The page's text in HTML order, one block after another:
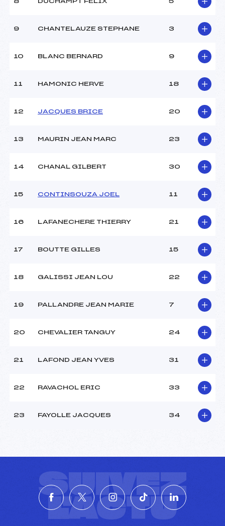
8 DUCHAMPT FELIX 5
9 CHANTELAUZE STEPHANE 3
10 BLANC BERNARD 9
11 HAMONIC HERVE 18
12 JACQUES BRICE 20
13 MAURIN JEAN MARC 23
14 CHANAL GILBERT 30
15 CONTINSOUZA JOEL 11
16 LAFANECHERE THIERRY 21
17 BOUTTE GILLES 15
18 GALISSI JEAN LOU 22
19 PALLANDRE JEAN MARIE 7
20 CHEVALIER TANGUY 24
21 LAFOND JEAN YVES 31
22 RAVACHOL ERIC 33
23 FAYOLLE JACQUES 34
SUIVEZ
L'ACTU